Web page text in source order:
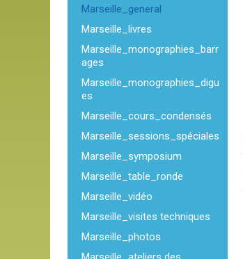
Marseille_general
Marseille_livres
Marseille_monographies_barr
ages
Marseille_monographies_digu
es
Marseille_cours_condensés
Marseille_sessions_spéciales
Marseille_symposium
Marseille_table_ronde
Marseille_vidéo
Marseille_visites techniques
Marseille_photos